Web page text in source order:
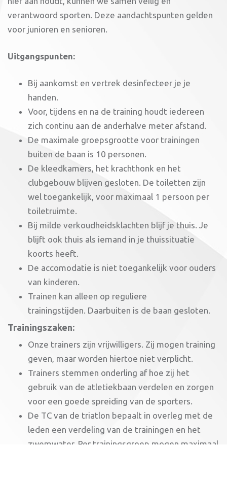
verantwoord sporten. Deze aandachtspunten gelden
voor junioren en senioren.
Uitgangspunten:
Bij aankomst en vertrek desinfecteer je je
handen.
Voor, tijdens en na de training houdt iedereen
zich continu aan de anderhalve meter afstand.
De maximale groepsgrootte voor trainingen
buiten de baan is 10 personen.
De kleedkamers, het krachthonk en het
clubgebouw blijven gesloten. De toiletten zijn
wel toegankelijk, voor maximaal 1 persoon per
toiletruimte.
Bij milde verkoudheidsklachten blijf je thuis. Je
blijft ook thuis als iemand in je thuissituatie
koorts heeft.
De accomodatie is niet toegankelijk voor ouders
van kinderen.
Trainen kan alleen op reguliere
trainingstijden. Daarbuiten is de baan gesloten.
Trainingszaken:
Onze trainers zijn vrijwilligers. Zij mogen training
geven, maar worden hiertoe niet verplicht.
Trainers stemmen onderling af hoe zij het
gebruik van de atletiekbaan verdelen en zorgen
voor een goede spreiding van de sporters.
De TC van de triatlon bepaalt in overleg met de
leden een verdeling van de trainingen en het
zwemwater. Per trainingsgroep mogen maximaal